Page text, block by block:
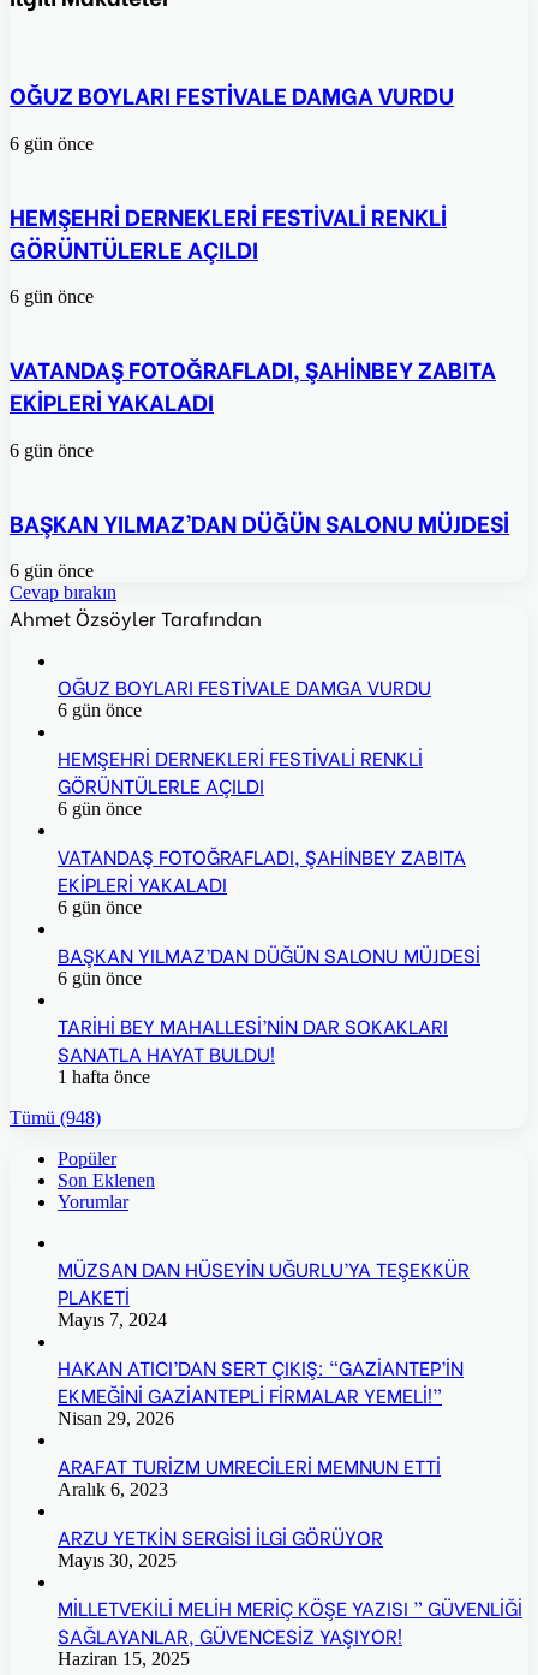
ile
OĞUZ BOYLARI FESTİVALE DAMGA VURDU
6 gün önce
HEMŞEHRİ DERNEKLERİ FESTİVALİ RENKLİ
GÖRÜNTÜLERLE AÇILDI
6 gün önce
VATANDAŞ FOTOĞRAFLADI, ŞAHİNBEY ZABITA
EKİPLERİ YAKALADI
6 gün önce
BAŞKAN YILMAZ’DAN DÜĞÜN SALONU MÜJDESİ
6 gün önce
Cevap bırakın
Ahmet Özsöyler Tarafından
OĞUZ BOYLARI FESTİVALE DAMGA VURDU
6 gün önce
HEMŞEHRİ DERNEKLERİ FESTİVALİ RENKLİ
GÖRÜNTÜLERLE AÇILDI
6 gün önce
VATANDAŞ FOTOĞRAFLADI, ŞAHİNBEY ZABITA
EKİPLERİ YAKALADI
6 gün önce
BAŞKAN YILMAZ’DAN DÜĞÜN SALONU MÜJDESİ
6 gün önce
TARİHİ BEY MAHALLESİ’NİN DAR SOKAKLARI
SANATLA HAYAT BULDU!
1 hafta önce
Tümü (948)
Popüler
Son Eklenen
Yorumlar
MÜZSAN DAN HÜSEYİN UĞURLU’YA TEŞEKKÜR
PLAKETİ
Mayıs 7, 2024
HAKAN ATICI’DAN SERT ÇIKIŞ: “GAZİANTEP’İN
EKMEĞİNİ GAZİANTEPLİ FİRMALAR YEMELİ!”
Nisan 29, 2026
ARAFAT TURİZM UMRECİLERİ MEMNUN ETTİ
Aralık 6, 2023
ARZU YETKİN SERGİSİ İLGİ GÖRÜYOR
Mayıs 30, 2025
MİLLETVEKİLİ MELİH MERİÇ KÖŞE YAZISI ” GÜVENLİĞİ
SAĞLAYANLAR, GÜVENCESİZ YAŞIYOR!
Haziran 15, 2025